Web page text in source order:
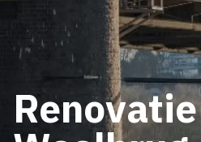
Renovatie